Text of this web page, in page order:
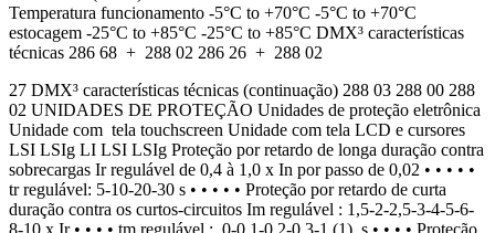
Temperatura funcionamento -5°C to +70°C -5°C to +70°C
estocagem -25°C to +85°C -25°C to +85°C DMX³ características
técnicas 286 68 + 288 02 286 26 + 288 02
27 DMX³ características técnicas (continuação) 288 03 288 00 288
02 UNIDADES DE PROTEÇÃO Unidades de proteção eletrônica
Unidade com tela touchscreen Unidade com tela LCD e cursores
LSI LSIg LI LSI LSIg Proteção por retardo de longa duração contra
sobrecargas Ir regulável de 0,4 à 1,0 x In por passo de 0,02 • • • • •
tr regulável: 5-10-20-30 s • • • • • Proteção por retardo de curta
duração contra os curtos-circuitos Im regulável : 1,5-2-2,5-3-4-5-6-